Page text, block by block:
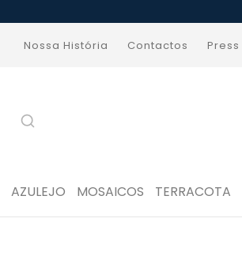
Nossa História Contactos Press
AZULEJO MOSAICOS TERRACOTA